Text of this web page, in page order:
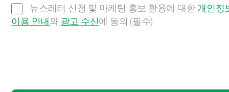
뉴스레터 신청 및 마케팅 홍보 활용에 대한개인정
이용 안내 와 광고 수신에 동의 (필수)